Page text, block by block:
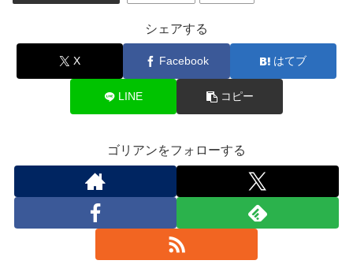
シェアする
X Facebook はてブ
LINE コピー
ゴリアンをフォローする